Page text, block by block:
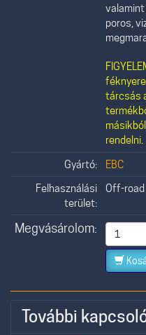
valamint
poros,
tárcsás
rendelni.
Gyártó:
EBC
Felhasználási
terület:
Off-road
Megvásárolom:
További